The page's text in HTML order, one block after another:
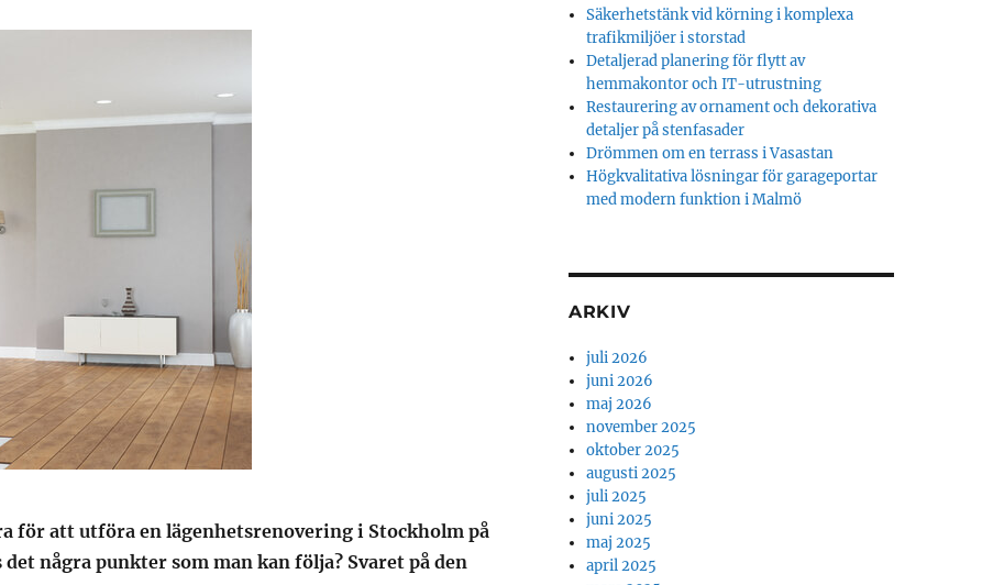
för att utföra en lägenhetsrenovering i Stockholm på
det några punkter som man kan följa? Svaret på den
Säkerhetstänk vid körning i komplexa
trafikmiljöer i storstad
Detaljerad planering för flytt av
hemmakontor och IT-utrustning
Restaurering av ornament och dekorativa
detaljer på stenfasader
Drömmen om en terrass i Vasastan
Högkvalitativa lösningar för garageportar
med modern funktion i Malmö
ARKIV
juli 2026
juni 2026
maj 2026
november 2025
oktober 2025
augusti 2025
juli 2025
juni 2025
maj 2025
april 2025